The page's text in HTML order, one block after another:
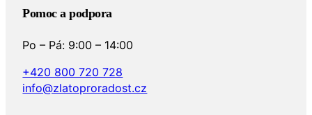
Pomoc a podpora
Po – Pá: 9:00 – 14:00
+420 800 720 728
info@zlatoproradost.cz